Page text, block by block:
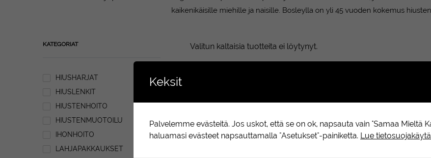
kaikenikäisille miehille ja naisille. Bosleylla on yli 45 vuoden kokemus
KATEGORIAT
HIUSHARJAT
HIUSLENKIT
HIUSTENHOITO
HIUSTENMUOTOILU
IHONHOITO
LAHJAPAKKAUKSET
Valitun kaltaisia tuotteita ei löytynyt.
Keksit
Palvelemme evästeitä. Jos uskot, että se on ok, napsauta vain "Samaa Mieltä
haluamasi evästeet napsauttamalla "Asetukset"-painiketta. Lue